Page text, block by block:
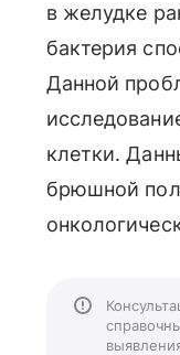
в желудке
бактерия
Данной
клетки.
брюшной